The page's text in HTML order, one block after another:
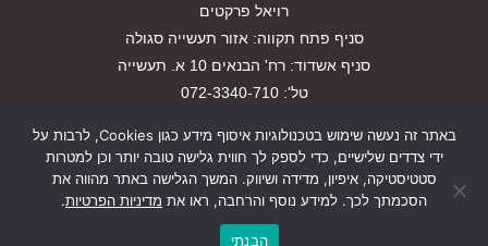
רויאל פרקטים
סניף פתח תקווה: אזור תעשייה סגולה
סניף אשדוד: רח' הבנאים 10 א. תעשייה
טל': 072-3340-710
הצהרת נגישות
מדיניות פרטיות
באתר זה נעשה שימוש בטכנולוגיות איסוף מידע כגון Cookies, לרבות על
ידי צדדים שלישיים, כדי לספק לך חווית גלישה טובה יותר וכן למטרות
סטטיסטיקה, איפיון, מדידה ושיווק. המשך הגלישה באתר מהווה את
הסכמתך לכך. למידע נוסף והרחבה, ראו את מדיניות הפרטיות.
הבנתי